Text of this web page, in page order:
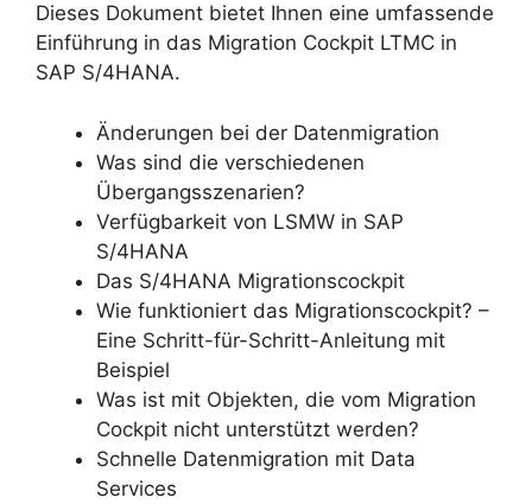
Dieses Dokument bietet Ihnen eine umfassende
Einführung in das Migration Cockpit LTMC in
SAP S/4HANA.
Änderungen bei der Datenmigration
Was sind die verschiedenen
Übergangsszenarien?
Verfügbarkeit von LSMW in SAP
S/4HANA
Das S/4HANA Migrationscockpit
Wie funktioniert das Migrationscockpit? –
Eine Schritt-für-Schritt-Anleitung mit
Beispiel
Was ist mit Objekten, die vom Migration
Cockpit nicht unterstützt werden?
Schnelle Datenmigration mit Data
Services